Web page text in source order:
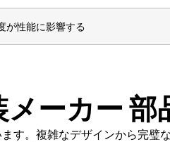
が性能に影響する
ーカー 部
す。複雑なデザインから完璧